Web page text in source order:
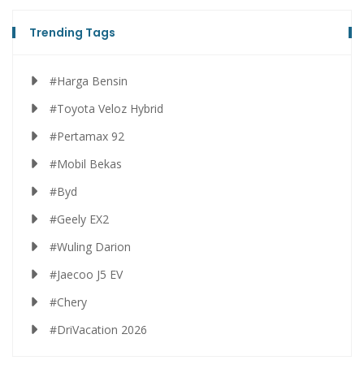
Trending Tags
#Harga Bensin
#Toyota Veloz Hybrid
#Pertamax 92
#Mobil Bekas
#Byd
#Geely EX2
#Wuling Darion
#Jaecoo J5 EV
#Chery
#DriVacation 2026